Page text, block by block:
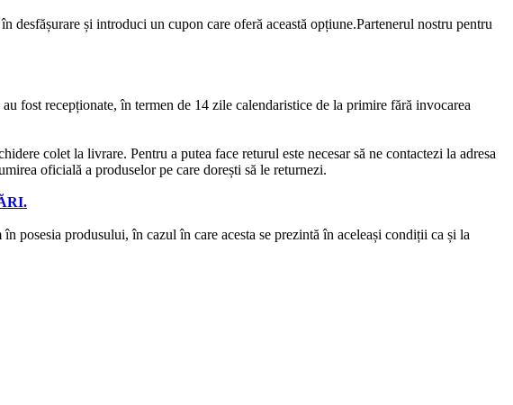
desfășurare și introduci un cupon care oferă această opțiune.Partenerul nostru pentru
fost recepționate, în termen de 14 zile calendaristice de la primire fără invocarea
colet la livrare. Pentru a putea face returul este necesar să ne contactezi la adresa
oficială a produselor pe care dorești să le returnezi.
produsului, în cazul în care acesta se prezintă în aceleași condiții ca și la